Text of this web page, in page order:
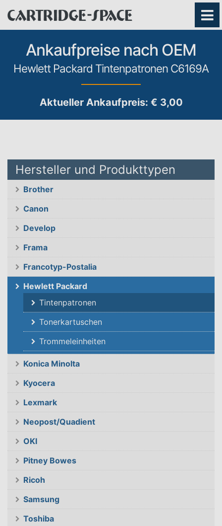
Ankaufpreise nach OEM
Hewlett Packard Tintenpatronen C6169A
Aktueller Ankaufpreis: € 3,00
Hersteller und Produkttypen
Brother
Canon
Develop
Frama
Francotyp-Postalia
Hewlett Packard
Tintenpatronen
Tonerkartuschen
Trommeleinheiten
Konica Minolta
Kyocera
Lexmark
Neopost/Quadient
OKI
Pitney Bowes
Ricoh
Samsung
Toshiba